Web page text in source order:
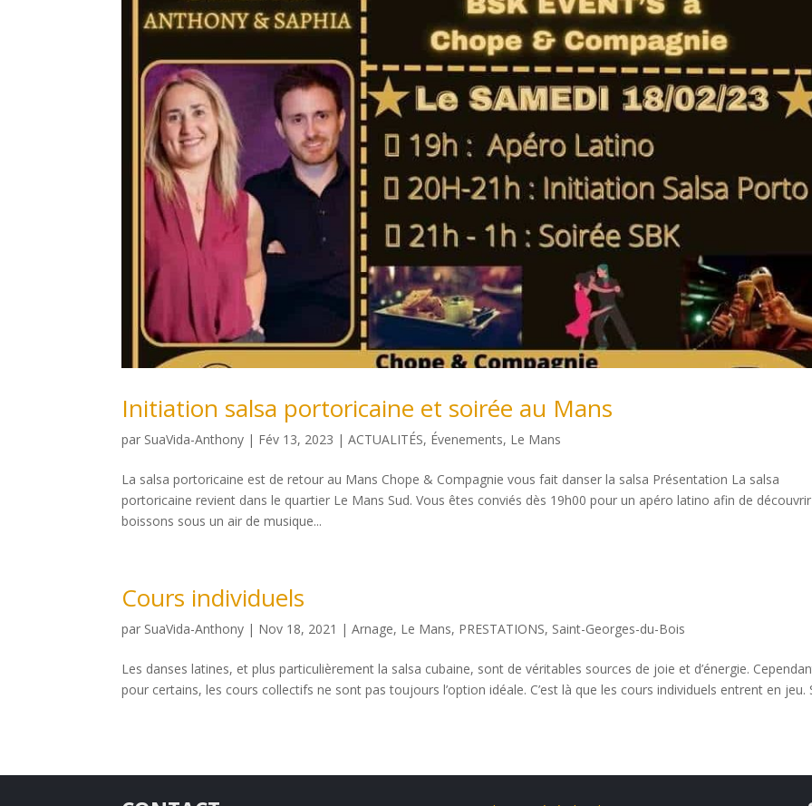
Initiation salsa portoricaine et soirée au Mans
par SuaVida-Anthony | Fév 13, 2023 |ACTUALITÉS, Évenements, Le Mans
La salsa portoricaine est de retour au Mans Chope & Compagnie vous fait danser la salsa Présentation La salsa
portoricaine revient dans le quartier Le Mans Sud. Vous êtes conviés dès 19h00 pour un apéro latino afin de
boissons sous un air de musique...
Cours individuels
par SuaVida-Anthony | Nov 18, 2021 |Arnage, Le Mans, PRESTATIONS, Saint-Georges-du-Bois
Les danses latines, et plus particulièrement la salsa cubaine, sont de véritables sources de joie et d’énergie.
pour certains, les cours collectifs ne sont pas toujours l’option idéale. C’est là que les cours individuels entrent en jeu.